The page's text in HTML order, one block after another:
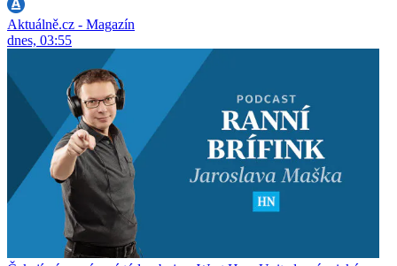
Aktuálně.cz - Magazín
dnes, 03:55